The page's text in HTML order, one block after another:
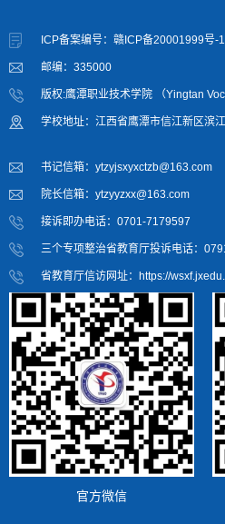
ICP备案编号：赣ICP备20001999号-1
邮编：335000
版权:鹰潭职业技术学院 （Yingtan
学校地址：江西省鹰潭市信江新区滨
书记信箱：ytzyjsxyxctzb@163.com
院长信箱：ytzyyzxx@163.com
接诉即办电话：0701-7179597
三个专项整治省教育厅投诉电话：
省教育厅信访网址：https://
官方微信